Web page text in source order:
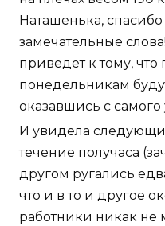
Наташенька,
замечательные
приведет к тому, что
понедельникам
оказавшись с самого
И увидела
течение получаса
другом ругались
что и в то и другое
работники никак не